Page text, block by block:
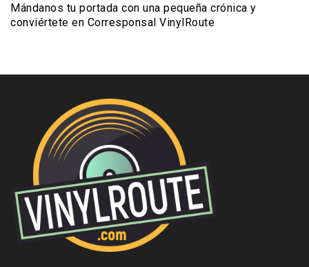
Mándanos tu portada con una pequeña crónica y
conviértete en Corresponsal VinylRoute